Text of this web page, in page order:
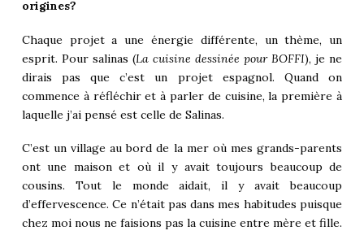
origines?
Chaque projet a une énergie différente, un thème, un
esprit. Pour salinas (La cuisine dessinée pour BOFFI), je ne
dirais pas que c’est un projet espagnol. Quand on
commence à réfléchir et à parler de cuisine, la première à
laquelle j’ai pensé est celle de Salinas.
C’est un village au bord de la mer où mes grands-parents
ont une maison et où il y avait toujours beaucoup de
cousins. Tout le monde aidait, il y avait beaucoup
d’effervescence. Ce n’était pas dans mes habitudes puisque
chez moi nous ne faisions pas la cuisine entre mère et fille.